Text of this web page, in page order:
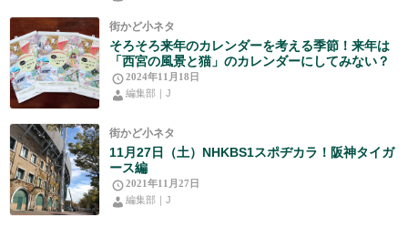
街かど小ネタ
そろそろ来年のカレンダーを考える季節！来年は
「西宮の風景と猫」のカレンダーにしてみない？
2024年11月18日
編集部｜J
街かど小ネタ
11月27日（土）NHKBS1スポヂカラ！阪神タイガ
ース編
2021年11月27日
編集部｜J